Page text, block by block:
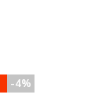
-4%